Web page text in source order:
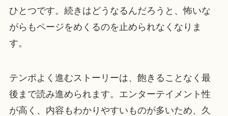
ひとつです。続きはどうなるんだろうと、怖いな
がらもページをめくるのを止められなくなりま
す。
テンポよく進むストーリーは、飽きることなく最
後まで読み進められます。エンターテイメント性
が高く、内容もわかりやすいものが多いため、久